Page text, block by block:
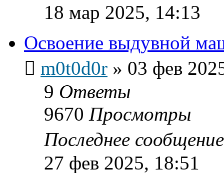
18 мар 2025, 14:13
Освоение выдувной
m0t0d0r » 03 фев
9 Ответы
9670 Просмотры
Последнее
27 фев 2025, 18:51